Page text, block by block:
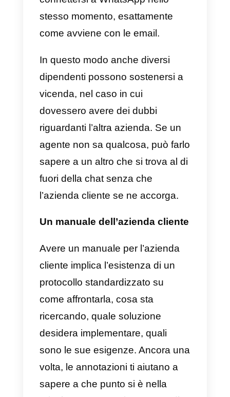
sono troppo lunghi a causa della
ricezione di troppi messaggi.
Per risolvere questi problemi è
necessario implementare
piattaforme come
aumenta il limite di agenti che
possono connettersi
contemporaneamente. Questo
permetterà quindi di rendere
dando la possibilità ad ogni
agente di comunicare con un
cliente alla volta, concedendo
un’attenzione molto più
personalizzata e focalizzata sulla
risoluzione dei problemi.
Il potere dell’attenzione
personalizzata